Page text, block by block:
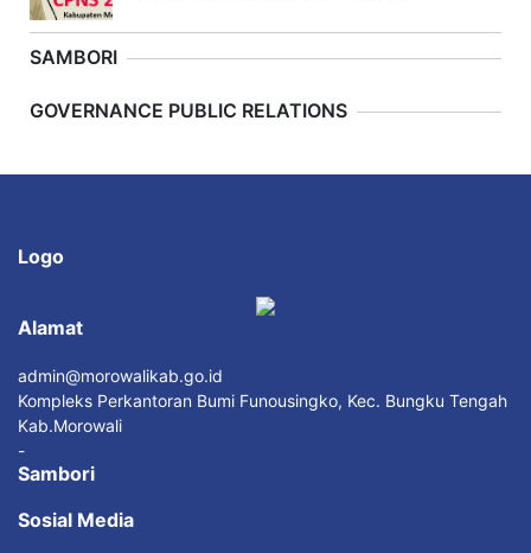
SAMBORI
Previous
GOVERNANCE PUBLIC RELATIONS
Logo
Alamat
admin@morowalikab.go.id
Kompleks Perkantoran Bumi Funousingko, Kec. Bungku Tengah
Kab.Morowali
-
Sambori
Sosial Media